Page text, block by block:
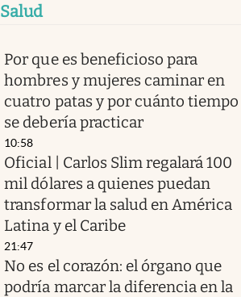
Salud
Por que es beneficioso para
hombres y mujeres caminar en
cuatro patas y por cuánto tiempo
se debería practicar
10:58
Oficial | Carlos Slim regalará 100
mil dólares a quienes puedan
transformar la salud en América
Latina y el Caribe
21:47
No es el corazón: el órgano que
podría marcar la diferencia en la